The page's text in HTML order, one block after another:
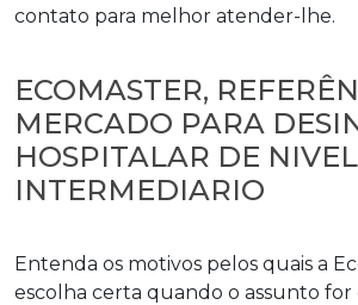
contato para melhor atender-lhe.
ECOMASTER,
MERCADO PARA
HOSPITALAR DE NIVEL
INTERMEDIARIO
Entenda os motivos pelos quais a
escolha certa quando o assunto for